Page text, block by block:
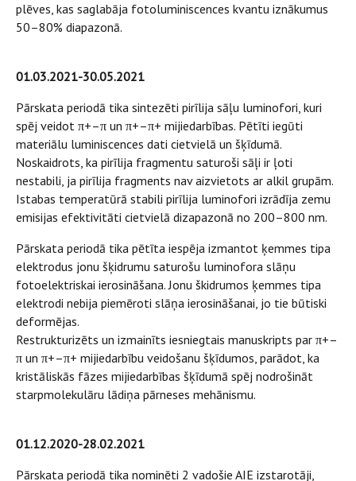
plēves, kas saglabāja fotoluminiscences kvantu iznākumus
50–80% diapazonā.
01.03.2021-30.05.2021
Pārskata periodā tika sintezēti pirīlija sāļu luminofori, kuri
spēj veidot π+–π un π+–π+ mijiedarbības. Pētīti iegūti
materiālu luminiscences dati cietvielā un šķīdumā.
Noskaidrots, ka pirīlija fragmentu saturoši sāļi ir ļoti
nestabili, ja pirīlija fragments nav aizvietots ar alkil grupām.
Istabas temperatūrā stabili pirīlija luminofori izrādīja zemu
emisijas efektivitāti cietvielā dizapazonā no 200–800 nm.
Pārskata periodā tika pētīta iespēja izmantot ķemmes tipa
elektrodus jonu šķidrumu saturošu luminofora slāņu
fotoelektriskai ierosināšana. Jonu škidrumos ķemmes tipa
elektrodi nebija piemēroti slāņa ierosināšanai, jo tie būtiski
deformējas.
Restrukturizēts un izmainīts iesniegtais manuskripts par π+–
π un π+–π+ mijiedarbību veidošanu šķīdumos, parādot, ka
kristāliskās fāzes mijiedarbības šķīdumā spēj nodrošināt
starpmolekulāru lādiņa pārneses mehānismu.
01.12.2020-28.02.2021
Pārskata periodā tika nominēti 2 vadošie AIE izstarotāji,